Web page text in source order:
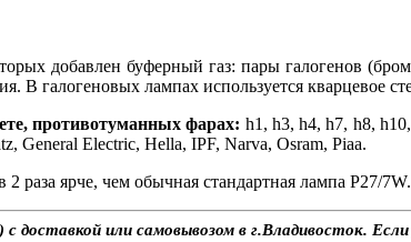
добавлен буферный газ: пары галогенов
В галогеновых лампах используется кварцевое
противотуманных фарах: h1, h3, h4, h7, h8,
General Electric, Hella, IPF, Narva, Osram, Piaa.
2 раза ярче, чем обычная стандартная лампа P27/
доставкой или самовывозом в г.Владивосток.